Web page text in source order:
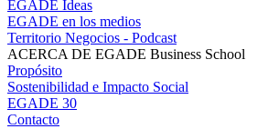
EGADE Ideas
EGADE en los medios
Territorio Negocios - Podcast
ACERCA DE EGADE Business School
Propósito
Sostenibilidad e Impacto Social
EGADE 30
Contacto